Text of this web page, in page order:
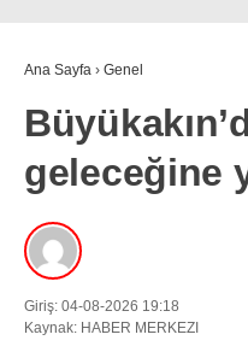
Ana Sayfa › Genel
geleceğine
Giriş: 04-08-2026 19:18
Kaynak: HABER MERKEZI